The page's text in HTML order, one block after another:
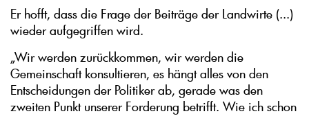
Er hofft, dass die Frage der Beiträge der Landwirte (...)
wieder aufgegriffen wird.
„Wir werden zurückkommen, wir werden die
Gemeinschaft konsultieren, es hängt alles von den
Entscheidungen der Politiker ab, gerade was den
zweiten Punkt unserer Forderung betrifft. Wie ich schon